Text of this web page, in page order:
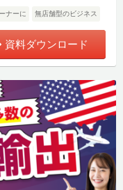
ナーに 無店舗型のビジネス
資料ダウンロード